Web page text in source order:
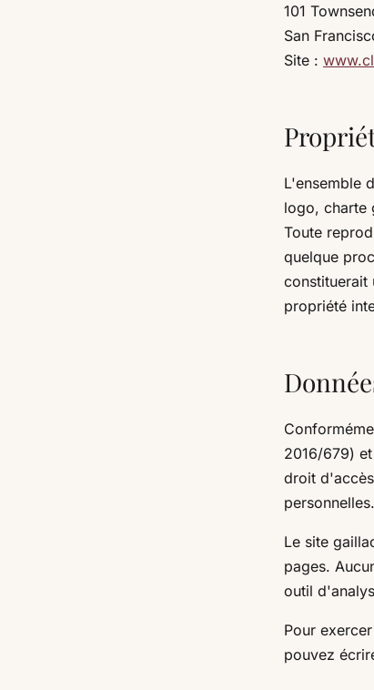
101
San
Site :
L'ensemble
logo, charte
Toute
quelque
constituerait
propriété
2016/679)
droit
personnelles.
Le site
pages.
outil
Pour
pouvez